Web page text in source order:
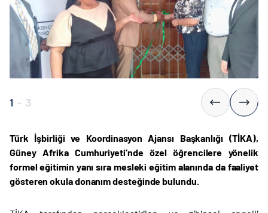
1 - 3
Türk İşbirliği ve Koordinasyon Ajansı Başkanlığı (TİKA),
Güney Afrika Cumhuriyeti’nde özel öğrencilere yönelik
formel eğitimin yanı sıra mesleki eğitim alanında da faaliyet
gösteren okula donanım desteğinde bulundu.